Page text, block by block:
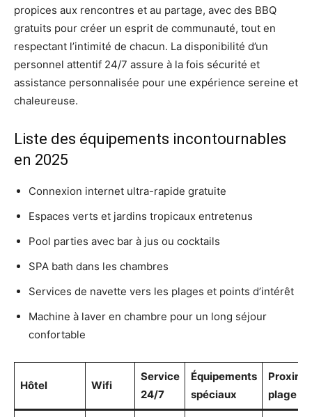
propices aux rencontres et au partage, avec des BBQ
gratuits pour créer un esprit de communauté, tout en
respectant l’intimité de chacun. La disponibilité d’un
personnel attentif 24/7 assure à la fois sécurité et
assistance personnalisée pour une expérience sereine et
chaleureuse.
Liste des équipements incontournables
en 2025
Connexion internet ultra-rapide gratuite
Espaces verts et jardins tropicaux entretenus
Pool parties avec bar à jus ou cocktails
SPA bath dans les chambres
Services de navette vers les plages et points d’intérêt
Machine à laver en chambre pour un long séjour
confortable
Hôtel Wifi
Service
24/7
Équipements
spéciaux
plage